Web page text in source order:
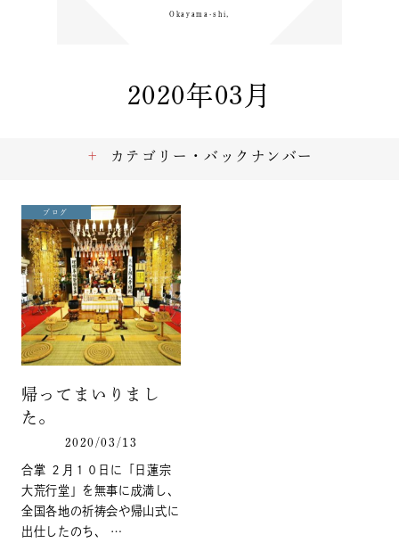
Okayama-shi,
2020年03月
ブログ
帰ってまいりまし
た。
2020/03/13
合掌 ２月１０日に「日蓮宗
大荒行堂」を無事に成満し、
全国各地の祈祷会や帰山式に
出仕したのち、 …
カテゴリー・バックナンバー